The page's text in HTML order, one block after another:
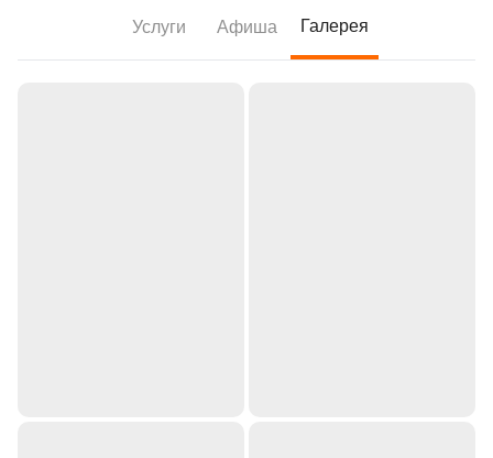
Услуги Афиша Галерея